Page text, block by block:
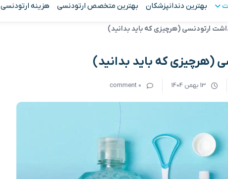
بهترین دندانپزشکان بهترین متخصص ارتودنسی
هزینه ارتودنسی
ارتودنسی (هرچیزی که باید بدانید)
(هرچیزی که باید بدانید)
13 بهمن 1404 0 comment